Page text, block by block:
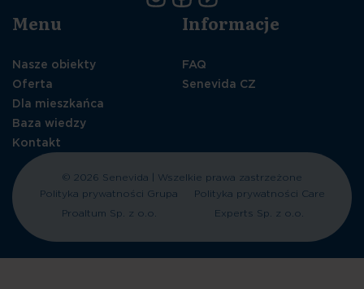
Menu
Nasze obiekty
Oferta
Dla mieszkańca
Baza wiedzy
Kontakt
Informacje
FAQ
Senevida CZ
© 2026 Senevida | Wszelkie prawa zastrzeżone
Polityka prywatności Grupa
Proaltum Sp. z o.o.
Polityka prywatności Care
Experts Sp. z o.o.